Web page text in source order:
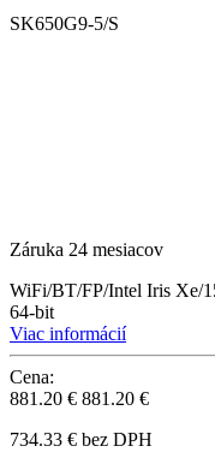
SK650G9-5/S
Záruka 24 mesiacov
WiFi/BT/FP/Intel Iris Xe/
64-bit
Viac informácií
Cena:
881.20 € 881.20 €
734.33 € bez DPH